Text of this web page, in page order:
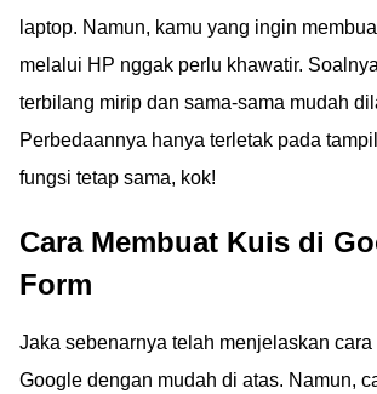
laptop. Namun, kamu yang ingin
melalui HP nggak perlu khawatir.
terbilang mirip dan sama-sama mudah
Perbedaannya hanya terletak pada
fungsi tetap sama, kok!
Cara Membuat Kuis di
Form
Jaka sebenarnya telah menjelaskan cara
Google dengan mudah di atas. Namun,